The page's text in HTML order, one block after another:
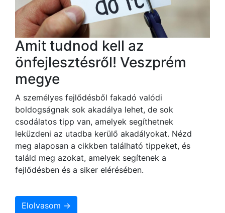
Amit tudnod kell az
önfejlesztésről! Veszprém
megye
A személyes fejlődésből fakadó valódi
boldogságnak sok akadálya lehet, de sok
csodálatos tipp van, amelyek segíthetnek
leküzdeni az utadba kerülő akadályokat. Nézd
meg alaposan a cikkben található tippeket, és
találd meg azokat, amelyek segítenek a
fejlődésben és a siker elérésében.
Elolvasom →